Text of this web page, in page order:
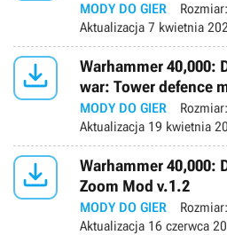
MODY DO GIER Rozmiar:
Aktualizacja 7 kwietnia

Warhammer 40,000:
war: Tower defence
MODY DO GIER Rozmiar:
Aktualizacja 19 kwietnia

Warhammer 40,000:
Zoom Mod v.1.2
MODY DO GIER Rozmiar:
Aktualizacja 16 czerwca